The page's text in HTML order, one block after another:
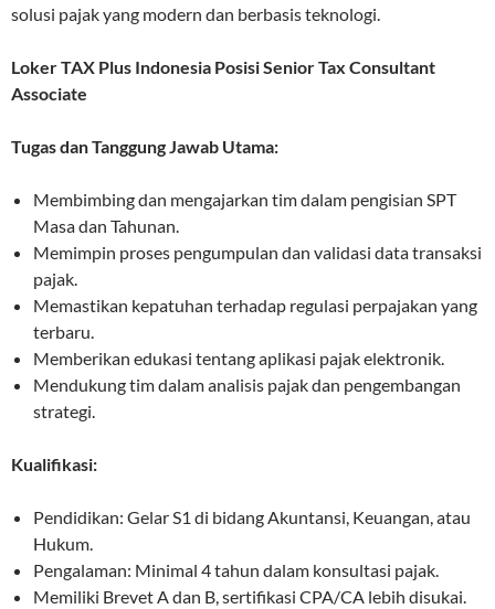
solusi pajak yang modern dan berbasis teknologi.
Loker TAX Plus Indonesia Posisi Senior Tax Consultant
Associate
Tugas dan Tanggung Jawab Utama:
Membimbing dan mengajarkan tim dalam pengisian SPT
Masa dan Tahunan.
Memimpin proses pengumpulan dan validasi data transaksi
pajak.
Memastikan kepatuhan terhadap regulasi perpajakan yang
terbaru.
Memberikan edukasi tentang aplikasi pajak elektronik.
Mendukung tim dalam analisis pajak dan pengembangan
strategi.
Kualifikasi:
Pendidikan: Gelar S1 di bidang Akuntansi, Keuangan, atau
Hukum.
Pengalaman: Minimal 4 tahun dalam konsultasi pajak.
Memiliki Brevet A dan B, sertifikasi CPA/CA lebih disukai.